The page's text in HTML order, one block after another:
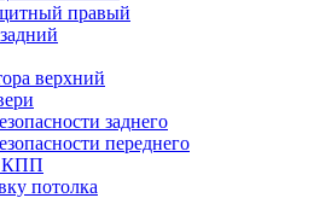
правый
верхний
заднего
переднего
КПП
потолка